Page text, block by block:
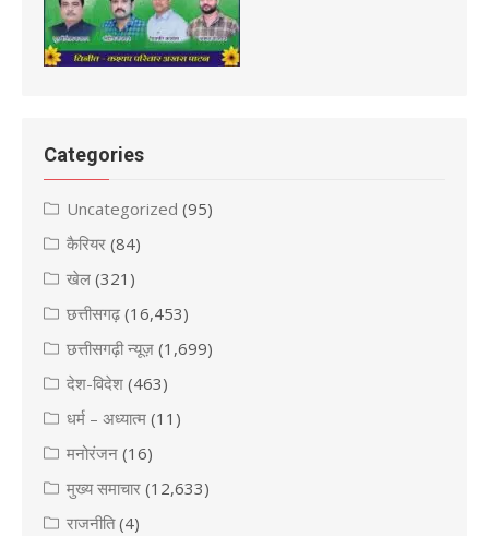
Categories
Uncategorized (95)
कैरियर (84)
खेल (321)
छत्तीसगढ़(16,453)
छत्तीसगढ़ी न्यूज़ (1,699)
देश-विदेश (463)
धर्म – अध्यात्म (11)
मनोरंजन (16)
मुख्य समाचार (12,633)
राजनीति(4)